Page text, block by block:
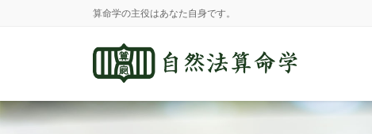
に
移
ョ
ン
算命学の主役はあなた自身です。